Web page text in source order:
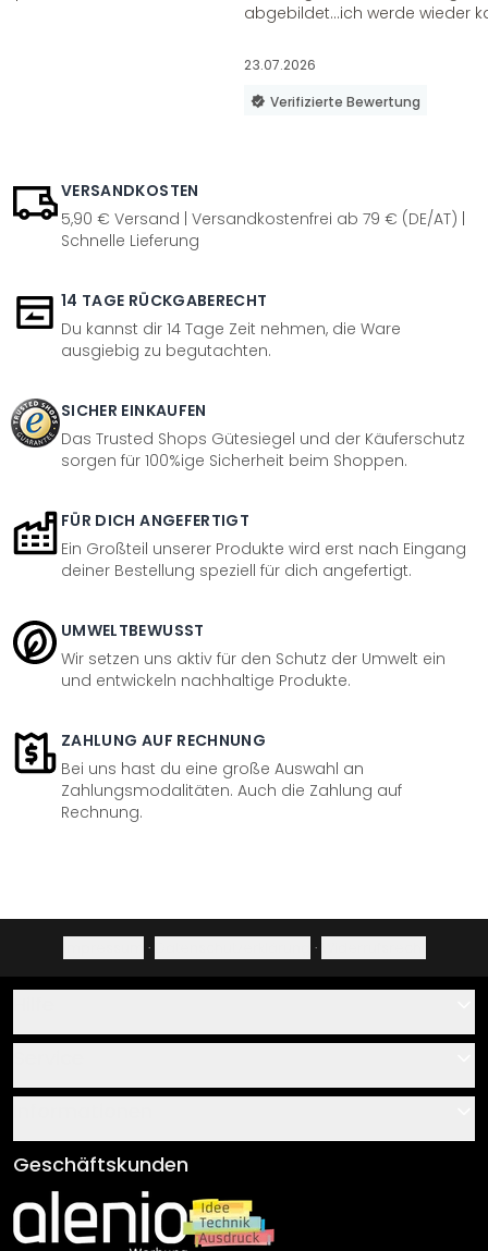
abgebildet...ich werde wieder
23.07.2026
Verifizierte Bewertung
VERSANDKOSTEN
5,90 € Versand | Versandkostenfrei ab 79 € (DE/AT) |
Schnelle Lieferung
14 TAGE RÜCKGABERECHT
Du kannst dir 14 Tage Zeit nehmen, die Ware
ausgiebig zu begutachten.
SICHER EINKAUFEN
Das Trusted Shops Gütesiegel und der Käuferschutz
sorgen für 100%ige Sicherheit beim Shoppen.
FÜR DICH ANGEFERTIGT
Ein Großteil unserer Produkte wird erst nach Eingang
deiner Bestellung speziell für dich angefertigt.
UMWELTBEWUSST
Wir setzen uns aktiv für den Schutz der Umwelt ein
und entwickeln nachhaltige Produkte.
ZAHLUNG AUF RECHNUNG
Bei uns hast du eine große Auswahl an
Zahlungsmodalitäten. Auch die Zahlung auf
Rechnung.
· ·
Über uns
Klebe- und Montageanleitungen
Newsletter An-/Abmeldung
AGB
Impressum
Versand & Zahlung
Geschäftskunden